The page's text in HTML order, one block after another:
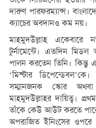
দারুণ পারফরম্যান্স।
ক্যাচের অবদানও কম নয়।
মাহমুদউল্লাহ
টুর্নামেন্টে। এতদিন মিডল
পালন করতেন তিনি। কিন্তু
‘মিস্টার
সম্মানজনক স্কোর
মাহমুদউল্লাহর দায়িত্ব।
তাঁকে কেউ আউট করতে
অপরাজিত ইনিংসের